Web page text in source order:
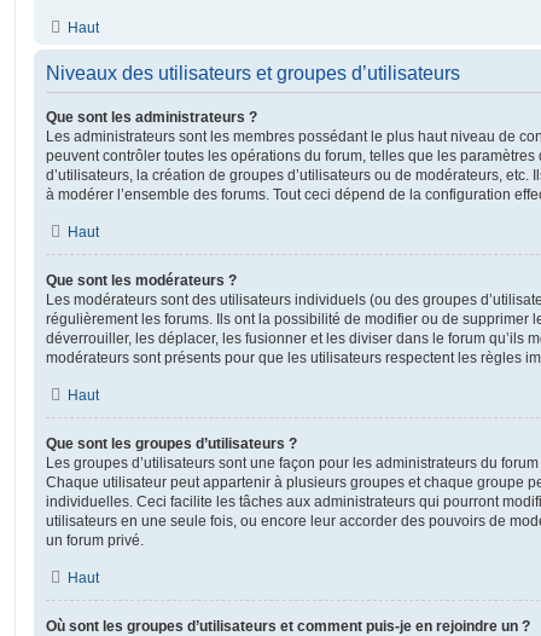
Haut
Niveaux des utilisateurs et groupes d’utilisateurs
Que sont les administrateurs ?
Les administrateurs sont les membres possédant le plus haut niveau de
peuvent contrôler toutes les opérations du forum, telles que les
d’utilisateurs, la création de groupes d’utilisateurs ou de modérateurs, etc.
à modérer l’ensemble des forums. Tout ceci dépend de la configuration
Haut
Que sont les modérateurs ?
Les modérateurs sont des utilisateurs individuels (ou des groupes
régulièrement les forums. Ils ont la possibilité de modifier ou de supprimer
déverrouiller, les déplacer, les fusionner et les diviser dans le forum qu’ils
modérateurs sont présents pour que les utilisateurs respectent les règles
Haut
Que sont les groupes d’utilisateurs ?
Les groupes d’utilisateurs sont une façon pour les administrateurs du
Chaque utilisateur peut appartenir à plusieurs groupes et chaque groupe
individuelles. Ceci facilite les tâches aux administrateurs qui pourront
utilisateurs en une seule fois, ou encore leur accorder des pouvoirs de
un forum privé.
Haut
Où sont les groupes d’utilisateurs et comment puis-je en rejoindre un ?